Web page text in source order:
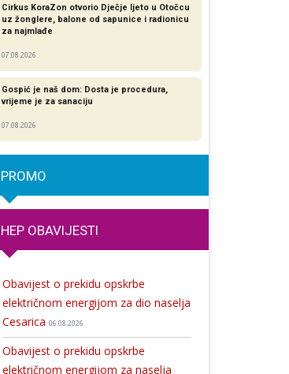
Cirkus KoraZon otvorio Dječje ljeto u Otočcu
uz žonglere, balone od sapunice i radionicu
za najmlađe
07.08.2026
Gospić je naš dom: Dosta je procedura,
vrijeme je za sanaciju
07.08.2026
PROMO
HEP OBAVIJESTI
Obavijest o prekidu opskrbe
električnom energijom za dio naselja
Cesarica 06.08.2026
Obavijest o prekidu opskrbe
električnom energijom za naselja